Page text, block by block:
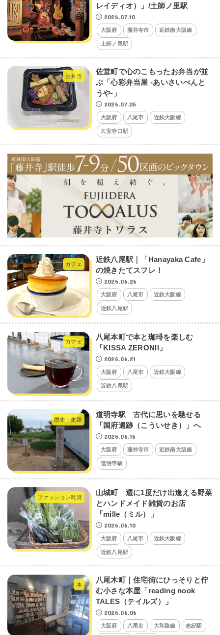
レイディオ）」/土師ノ里駅
2026.07.10
大阪府 藤井寺市 近鉄南大阪線
土師ノ里駅
お弁当
佐堂町で心のこもったお弁当が並
ぶ「心彩弁当屋 -あいさいべんと
うや-」
2026.07.05
大阪府 八尾市 近鉄大阪線
久宝寺口駅
カフェ
近鉄八尾駅｜「Hanayaka Cafe」
の焼きたてスフレ！
2026.06.26
大阪府 八尾市 近鉄大阪線
近鉄八尾駅
カフェ
八尾本町で本と珈琲を楽しむ
「KISSA ZERONII」
2026.06.21
大阪府 八尾市 近鉄大阪線
近鉄八尾駅
歴史・史跡
道明寺駅 古代に思いを馳せる
「国府遺跡（こういせき）」へ
2026.06.16
大阪府 藤井寺市 近鉄南大阪線
道明寺駅
ファッション雑貨
山城町 週に1度だけ出逢える野菜
とハンドメイド雑貨のお店
「mille（ミル）」
2026.06.10
大阪府 八尾市 近鉄大阪線
近鉄八尾駅
本
八尾木町｜住宅街にひっそりと佇
む小さな本屋「reading nook
TALES（テイルズ）」
2026.06.06
大阪府 八尾市 大和路線 志紀駅